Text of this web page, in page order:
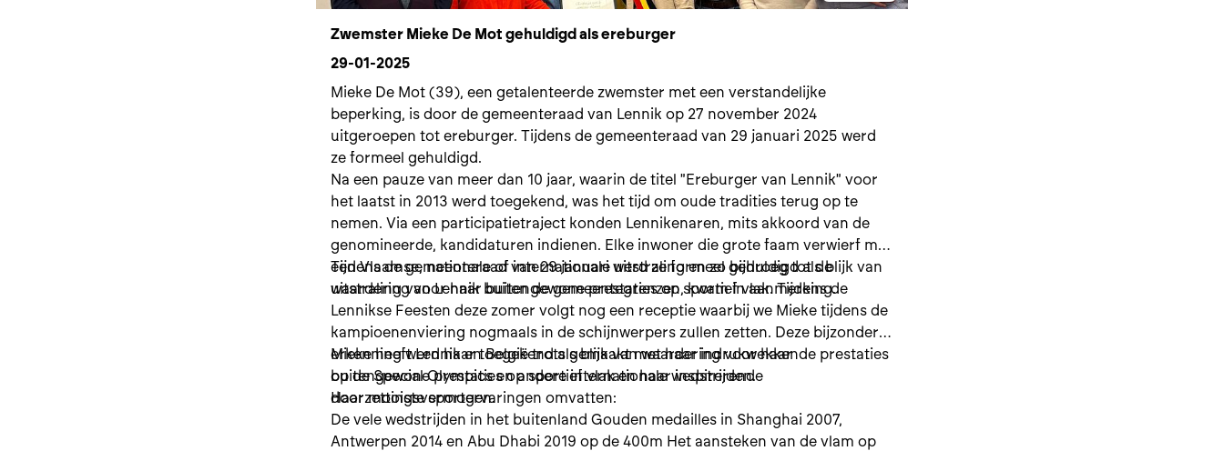
Zwemster Mieke De Mot gehuldigd als ereburger
29-01-2025
Mieke De Mot (39), een getalenteerde zwemster met een verstandelijke
beperking, is door de gemeenteraad van Lennik op 27 november 2024
uitgeroepen tot ereburger. Tijdens de gemeenteraad van 29 januari 2025 werd
ze formeel gehuldigd.
Na een pauze van meer dan 10 jaar, waarin de titel "Ereburger van Lennik" voor
het laatst in 2013 werd toegekend, was het tijd om oude tradities terug op te
nemen. Via een participatietraject konden Lennikenaren, mits akkoord van de
genomineerde, kandidaturen indienen. Elke inwoner die grote faam verwierf met
een Vlaamse, nationale of internationale uitstraling en zo bijdroeg tot de
uitstraling van Lennik buiten de gemeentegrenzen, kwam in aanmerking.
Tijdens de gemeenteraad van 29 januari werd ze formeel gehuldigd als blijk van
waardering voor haar buitengewone prestaties op sportief vlak. Tijdens de
Lennikse Feesten deze zomer volgt nog een receptie waarbij we Mieke tijdens de
kampioenenviering nogmaals in de schijnwerpers zullen zetten. Deze bijzondere
erkenning werd haar toegekend als blijk van waardering voor haar
buitengewone prestaties op sportief vlak en haar inspirerende
doorzettingsvermogen.
Mieke heeft Lennik en België trots gemaakt met haar indrukwekkende prestaties
op de Special Olympics en andere internationale wedstrijden.
Haar mooiste sportervaringen omvatten:
De vele wedstrijden in het buitenland Gouden medailles in Shanghai 2007,
Antwerpen 2014 en Abu Dhabi 2019 op de 400m Het aansteken van de vlam op